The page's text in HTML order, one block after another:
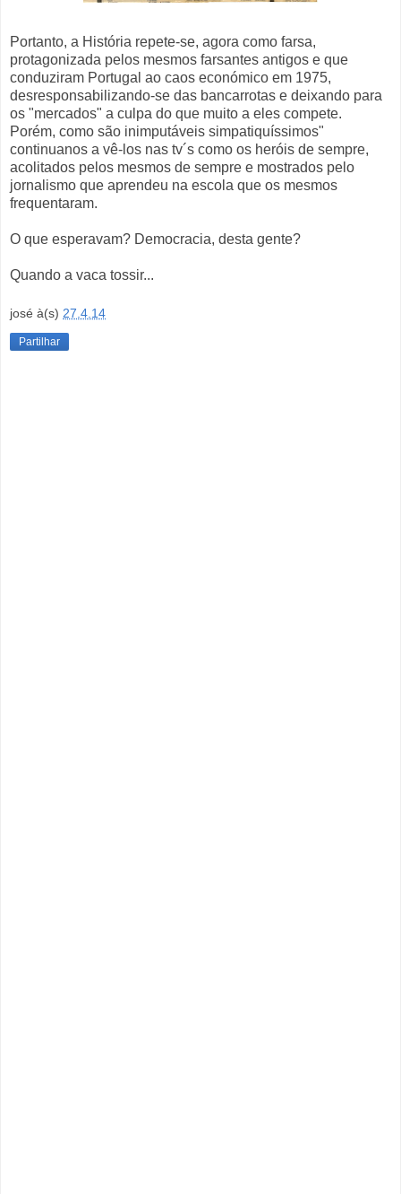
Portanto, a História repete-se, agora como farsa,
protagonizada pelos mesmos farsantes antigos e que
conduziram Portugal ao caos económico em 1975,
desresponsabilizando-se das bancarrotas e deixando para
os "mercados" a culpa do que muito a eles compete.
Porém, como são inimputáveis simpatiquíssimos"
continuanos a vê-los nas tv´s como os heróis de sempre,
acolitados pelos mesmos de sempre e mostrados pelo
jornalismo que aprendeu na escola que os mesmos
frequentaram.
O que esperavam? Democracia, desta gente?
Quando a vaca tossir...
josé à(s) 27.4.14
Partilhar